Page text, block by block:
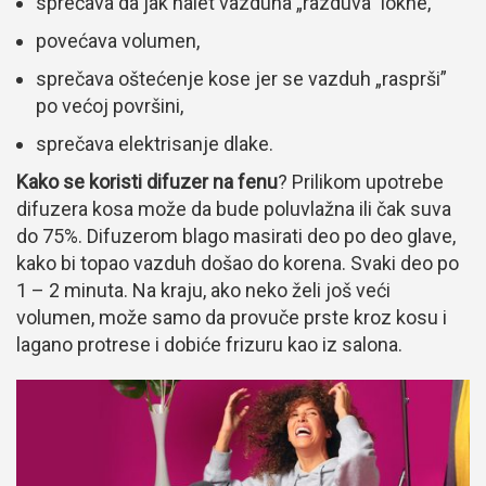
povećava volumen,
sprečava oštećenje kose jer se vazduh „rasprši”
po većoj površini,
sprečava elektrisanje dlake.
Kako se koristi difuzer na fenu? Prilikom upotrebe
difuzera kosa može da bude poluvlažna ili čak suva
do 75%. Difuzerom blago masirati deo po deo glave,
kako bi topao vazduh došao do korena. Svaki deo po
1 – 2 minuta. Na kraju, ako neko želi još veći
volumen, može samo da provuče prste kroz kosu i
lagano protrese i dobiće frizuru kao iz salona.